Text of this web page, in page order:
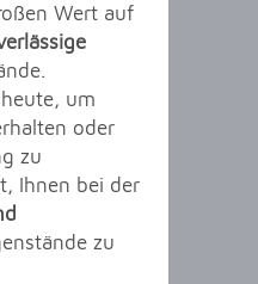
Wert auf
um
oder
zu
Ihnen bei der
zu